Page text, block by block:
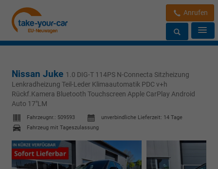
Anrufen
Nissan Juke 1.0 DIG-T 114PS N-Connecta Sitzheizung
Lenkradheizung Teil-Leder Klimaautomatik PDC v+h
Rückf.Kamera Bluetooth Touchscreen Apple CarPlay Android
Auto 17"LM
Fahrzeugnr.: 509593 unverbindliche Lieferzeit: 14 Tage
Fahrzeug mit Tageszulassung